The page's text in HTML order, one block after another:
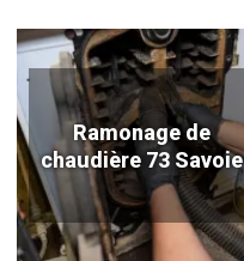
Ramonage de
chaudière 73 Savoie